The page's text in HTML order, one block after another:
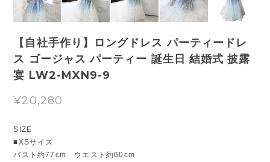
【自社手作り】ロングドレス パーティードレ
ス ゴージャス パーティー 誕生日 結婚式 披露
宴 LW2-MXN9-9
¥20,280
SIZE
■XSサイズ
バスト約77cm ウエスト約60cm